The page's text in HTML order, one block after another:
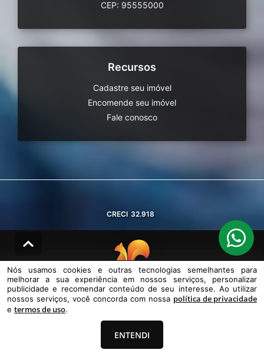
CEP: 95555000
Recursos
Cadastre seu imóvel
Encomende seu imóvel
Fale conosco
CRECI 32.918
© DESENVOLVIDO PELAAGIL.NET
Nós usamos cookies e outras tecnologias semelhantes para melhorar a
sua experiência em nossos serviços, personalizar publicidade e
Nós usamos cookies e outras tecnologias semelhantes para
melhorar a sua experiência em nossos serviços, personalizar
publicidade e recomendar conteúdo de seu interesse. Ao utilizar
nossos serviços, você concorda com nossa política de privacidade
e termos de uso.
ENTENDI